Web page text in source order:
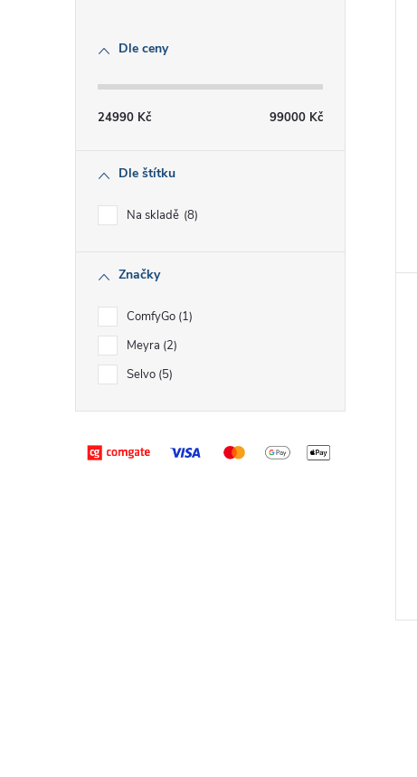
Dle ceny
24990 Kč 99000 Kč
Dle štítku
Na skladě 8
Značky
ComfyGo 1
Meyra 2
Selvo 5